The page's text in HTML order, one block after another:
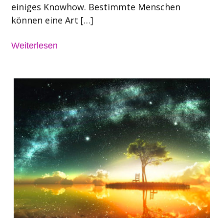
einiges Knowhow. Bestimmte Menschen
können eine Art […]
Weiterlesen